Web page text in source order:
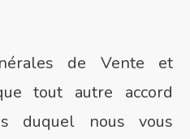
de Vente et
tout autre accord
duquel nous vous